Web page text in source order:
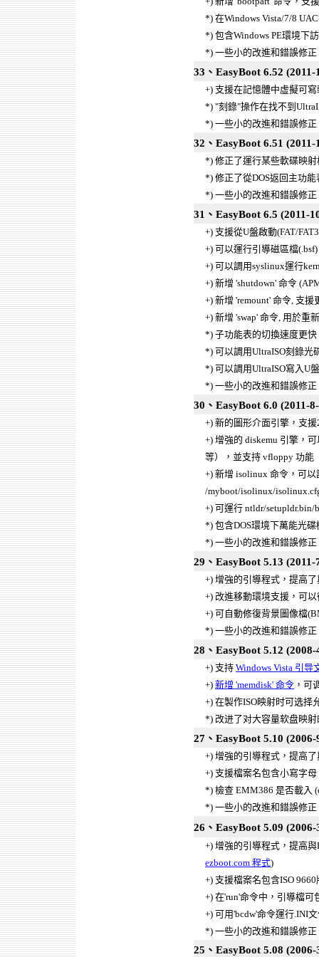
*) 在Windows Vista/7/8
*) 包含Windows PE環境下
*) 一些小的改進和錯誤修正
33、EasyBoot 6.52 (2011-
+) 支援在記憶體中虛擬可
*) "刻錄"操作在找不到
*) 一些小的改進和錯誤修正
32、EasyBoot 6.51 (2011-
*) 修正了運行某些軟碟映
*) 修正了從DOS返回主功
*) 一些小的改進和錯誤修正
31、EasyBoot 6.5 (2011-
+) 支援從U盤啟動(FAT/
+) 可以運行引導磁區檔(.bsf)
+) 可以調用syslinux運行
+) 新增 'shutdown' 命令
+) 新增 'remount' 命令, 支援
+) 新增 'swap' 命令, 用於重
*) 子功能表的切換速度更快
*) 可以調用UltraISO刻錄光
*) 可以調用UltraISO寫入U
*) 一些小的改進和錯誤修正
30、EasyBoot 6.0 (2011-
+) 新的圖形介面引擎，支
+) 增強的 diskemu 引擎，
等），並支持 vfloppy 功能
+) 新增 isolinux 命令，可
/myboot/isolinux/
+) 可運行 ntldr/setupldr.bin/
*) 包含DOS環境下萬能光碟
*) 一些小的改進和錯誤修正
29、EasyBoot 5.13 (2011-
+) 增強的引導程式，提高
+) 改進移動環境支援，可
+) 可自動修復背景圖像檔
*) 一些小的改進和錯誤修正
28、EasyBoot 5.12 (2008-
+) 支持 Windows Vista 引导
+) 新增 'memdisk' 命令 ，可
+) 在製作ISO映射时可选择
*) 改进了对大容量软盘映射
27、EasyBoot 5.10 (2006-
+) 增強的引導程式，提高
+) 支援檔案名包含小寫字母
*) 檢查 EMM386 是否載入
*) 一些小的改進和錯誤修正
26、EasyBoot 5.09 (2006-
+) 增強的引導程式，提高
ezboot.com 程式)
+) 支援檔案名包含ISO
+) 在'run'命令中，引導檔可
+) 可用'bcdw'命令運行.INI
*) 一些小的改進和錯誤修正
25、EasyBoot 5.08 (2006-